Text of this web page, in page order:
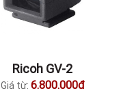
Ricoh GV-2
Giá từ: 6.800.000đ